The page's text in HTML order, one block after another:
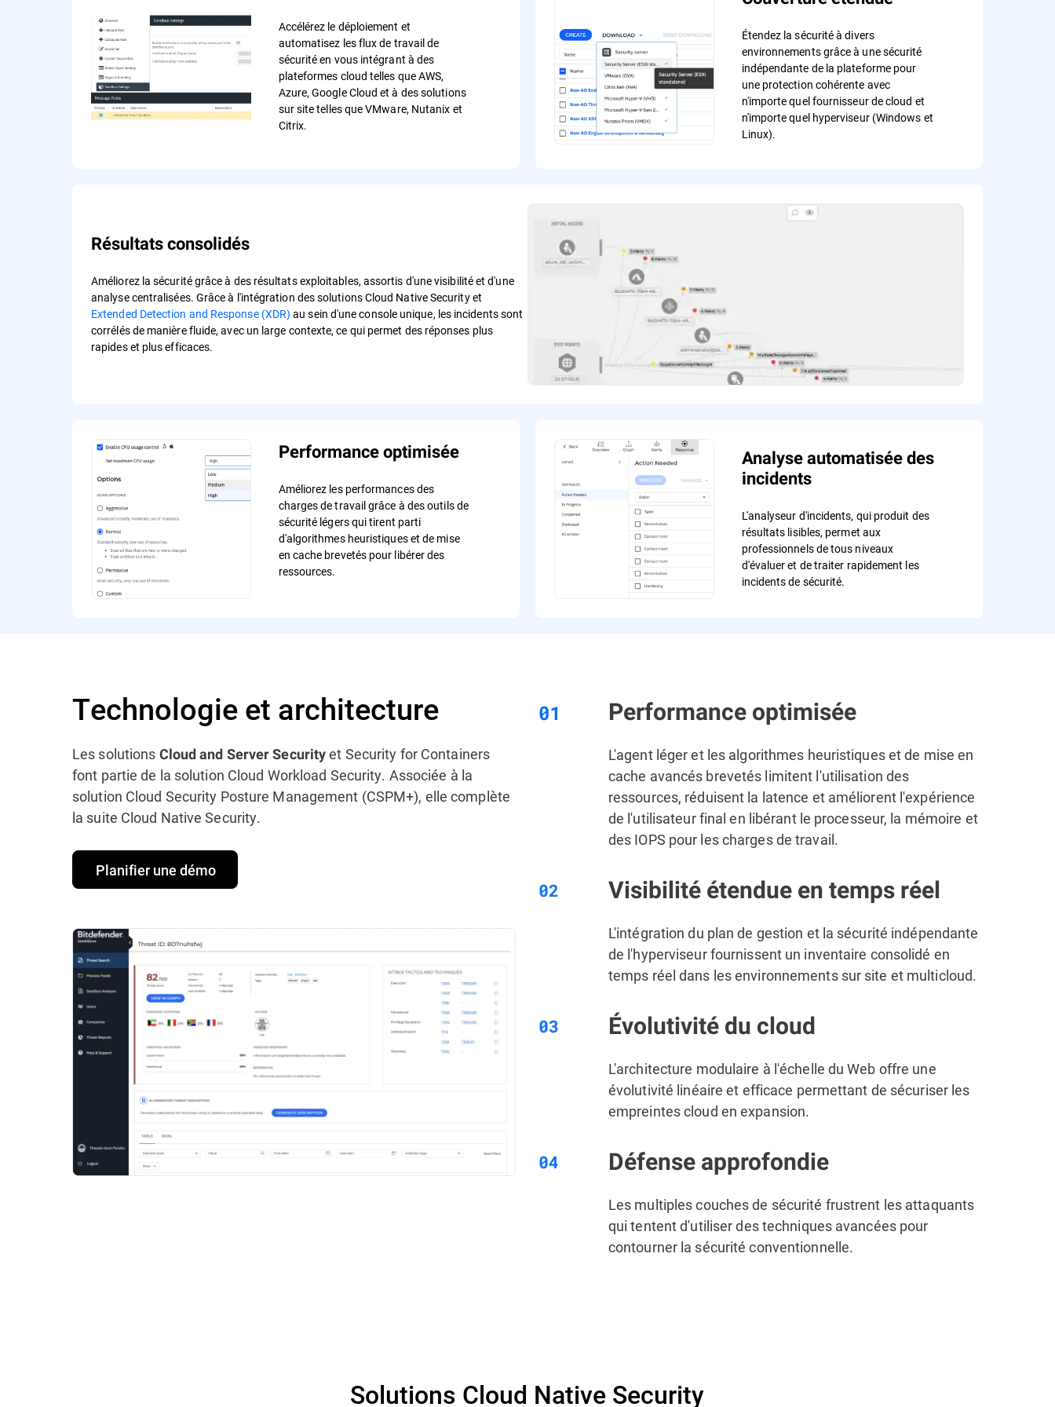
Accélérez le déploiement et
automatisez les flux de travail de
sécurité en vous intégrant à des
plateformes cloud telles que AWS,
Azure, Google Cloud et à des solutions
sur site telles que VMware, Nutanix et
Citrix.
Étendez la sécurité à divers
environnements grâce à une sécurité
indépendante de la plateforme pour
une protection cohérente avec
n'importe quel fournisseur de cloud et
n'importe quel hyperviseur (Windows et
Linux).
Résultats consolidés
Améliorez la sécurité grâce à des résultats exploitables, assortis d'une visibilité et d'une
analyse centralisées. Grâce à l'intégration des solutions Cloud Native Security et
Extended Detection and Response (XDR) au sein d'une console unique, les incidents sont
corrélés de manière fluide, avec un large contexte, ce qui permet des réponses plus
rapides et plus efficaces.
Performance optimisée
Améliorez les performances des
charges de travail grâce à des outils de
sécurité légers qui tirent parti
d'algorithmes heuristiques et de mise
en cache brevetés pour libérer des
ressources.
Analyse automatisée des
incidents
L'analyseur d'incidents, qui produit des
résultats lisibles, permet aux
professionnels de tous niveaux
d'évaluer et de traiter rapidement les
incidents de sécurité.
Technologie et architecture
Les solutions Cloud and Server Securityet Security for Containers
font partie de la solution Cloud Workload Security. Associée à la
solution Cloud Security Posture Management (CSPM+), elle complète
la suite Cloud Native Security.
Planifier une démo
Performance optimisée
L'agent léger et les algorithmes heuristiques et de mise en
cache avancés brevetés limitent l'utilisation des
ressources, réduisent la latence et améliorent l'expérience
de l'utilisateur final en libérant le processeur, la mémoire et
des IOPS pour les charges de travail.
Visibilité étendue en temps réel
L'intégration du plan de gestion et la sécurité indépendante
de l'hyperviseur fournissent un inventaire consolidé en
temps réel dans les environnements sur site et multicloud.
Évolutivité du cloud
L'architecture modulaire à l'échelle du Web offre une
évolutivité linéaire et efficace permettant de sécuriser les
empreintes cloud en expansion.
Défense approfondie
Les multiples couches de sécurité frustrent les attaquants
qui tentent d'utiliser des techniques avancées pour
contourner la sécurité conventionnelle.
Solutions Cloud Native Security